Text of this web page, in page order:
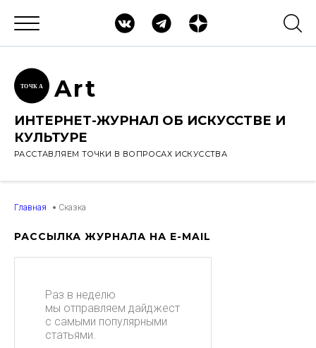
ТОЧК А Art
ИНТЕРНЕТ-ЖУРНАЛ ОБ ИСКУССТВЕ И
КУЛЬТУРЕ
РАССТАВЛЯЕМ ТОЧКИ В ВОПРОСАХ ИСКУССТВА
Главная Сказка
РАССЫЛКА ЖУРНАЛА НА E-MAIL
Раз в неделю
мы отправляем дайджест
с самыми популярными
статьями.